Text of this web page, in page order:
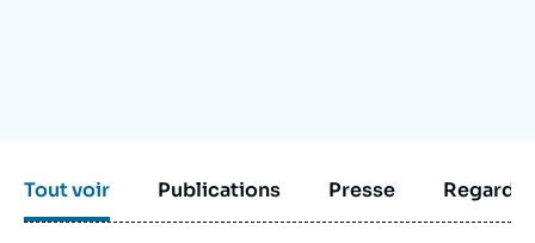
Tout voir Publications Presse